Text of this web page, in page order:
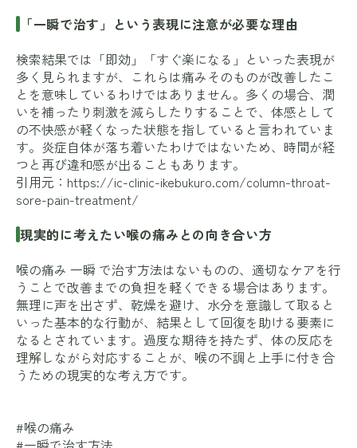
「一瞬で治す」という表現に注意が必要な理由
検索結果では「即効」「すぐ楽になる」といった表現が
多く見られますが、これらは痛みそのものが改善したこ
とを意味しているわけではありません。多くの場合、潤
いを補ったり刺激を減らしたりすることで、体感として
の不快感が軽くなった状態を指していると言われていま
す。炎症自体が落ち着いたわけではないため、時間が経
つと再び違和感が出ることもあります。
引用元： https://ic-clinic-ikebukuro.com/column-throat-
sore-pain-treatment/
現実的に考えたい喉の痛みとの向き合い方
喉の痛み 一瞬 で治す方法はないものの、適切なケアを行
うことで改善までの負担を軽くできる場合はあります。
無理に声を出さず、乾燥を避け、水分を意識して取ると
いった基本的な行動が、結果として回復を助ける要素に
なるとされています。過度な期待を持たず、体の反応を
理解しながら対応することが、喉の不調と上手に付き合
うための現実的な考え方です。
#喉の痛み